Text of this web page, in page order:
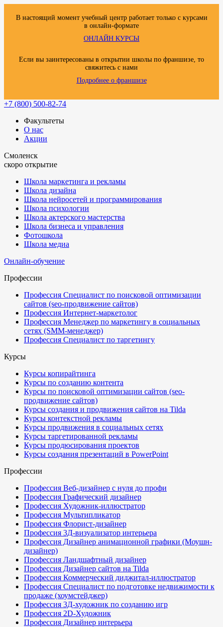
В настоящий момент учебный центр работает только с курсами
в онлайн-формате
ОНЛАЙН КУРСЫ
Если вы заинтересованы в открытии школы по франшизе, то
свяжитесь с нами
Подробнее о франшизе
+7 (800) 500-82-74
Факультеты
О нас
Акции
Смоленск
скоро открытие
Школа маркетинга и рекламы
Школа дизайна
Школа нейросетей и программирования
Школа психологии
Школа актерского мастерства
Школа бизнеса и управления
Фотошкола
Школа медиа
Онлайн-обучение
Профессии
Профессия Специалист по поисковой оптимизации
сайтов (seo-продвижение сайтов)
Профессия Интернет-маркетолог
Профессия Менеджер по маркетингу в социальных
сетях (SMM-менеджер)
Профессия Специалист по таргетингу
Курсы
Курсы копирайтинга
Курсы по созданию контента
Курсы по поисковой оптимизации сайтов (seo-
продвижение сайтов)
Курсы создания и продвижения сайтов на Tilda
Курсы контекстной рекламы
Курсы продвижения в социальных сетях
Курсы таргетированной рекламы
Курсы продюсирования проектов
Курсы создания презентаций в PowerPoint
Профессии
Профессия Веб-дизайнер с нуля до профи
Профессия Графический дизайнер
Профессия Художник-иллюстратор
Профессия Мультипликатор
Профессия Флорист-дизайнер
Профессия 3Д-визуализатор интерьера
Профессия Дизайнер анимационной графики (Моушн-
дизайнер)
Профессия Ландшафтный дизайнер
Профессия Дизайнер сайтов на Tilda
Профессия Коммерческий диджитал-иллюстратор
Профессия Специалист по подготовке недвижимости к
продаже (хоумстейджер)
Профессия 3Д-художник по созданию игр
Профессия 2D-Художник
Профессия Дизайнер интерьера